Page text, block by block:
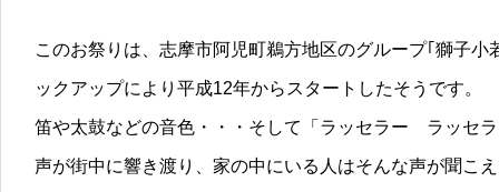
このお祭りは、志摩市阿児町鵜方地区のグループ｢獅子
ックアップにより平成12年からスタートしたそうです。
笛や太鼓などの音色・・・そして「ラッセラー ラッセ
声が街中に響き渡り、家の中にいる人はそんな声が聞こ